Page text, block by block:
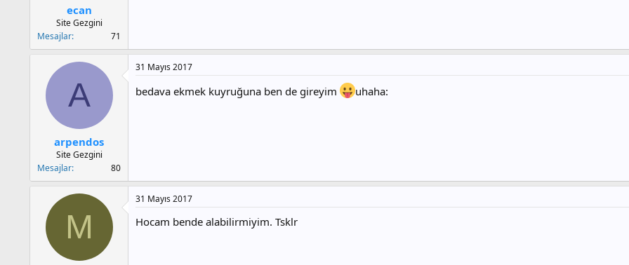
ecan
Site Gezgini
Mesajlar
71
A
arpendos
Site Gezgini
Mesajlar
80
31 Mayıs 2017
bedava ekmek kuyruğuna ben de gireyim uhaha:
M
31 Mayıs 2017
Hocam bende alabilirmiyim. Tsklr